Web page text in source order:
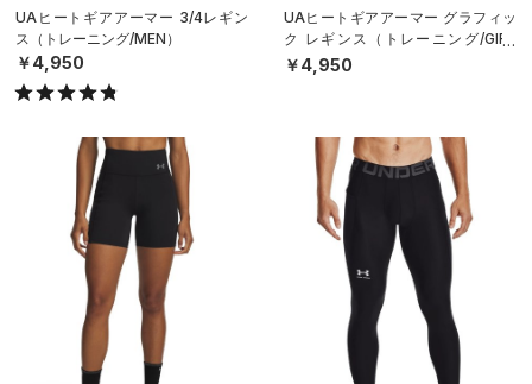
UAヒートギアアーマー 3/4レギン
ス（トレーニング/MEN）
￥4,950
UAヒートギアアーマー グラフィッ
ク レギンス（トレーニング/GIRL
S）
￥4,950